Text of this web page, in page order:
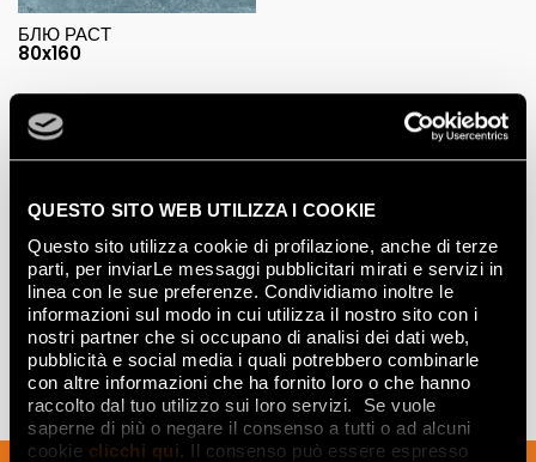
QUESTO SITO WEB UTILIZZA I COOKIE
Questo sito utilizza cookie di profilazione, anche di terze
parti, per inviarLe messaggi pubblicitari mirati e servizi in
linea con le sue preferenze. Condividiamo inoltre le
informazioni sul modo in cui utilizza il nostro sito con i
nostri partner che si occupano di analisi dei dati web,
pubblicità e social media i quali potrebbero combinarle
con altre informazioni che ha fornito loro o che hanno
raccolto dal tuo utilizzo sui loro servizi. Se vuole
saperne di più o negare il consenso a tutti o ad alcuni
cookie clicchi qui. Il consenso può essere espresso
БЛЮ РАСТ
80x160
Мозаики
БЛЮ ФЛЕЙМ МОЗАИКО
30,5x30,5